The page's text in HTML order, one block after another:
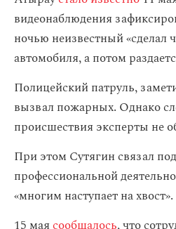
видеонаблюдения
ночью неизвестный «сделал
автомобиля, а потом
Полицейский патруль,
вызвал пожарных. Однако
происшествия эксперты не
При этом Сутягин связал
профессиональной
«многим наступает на хвост».